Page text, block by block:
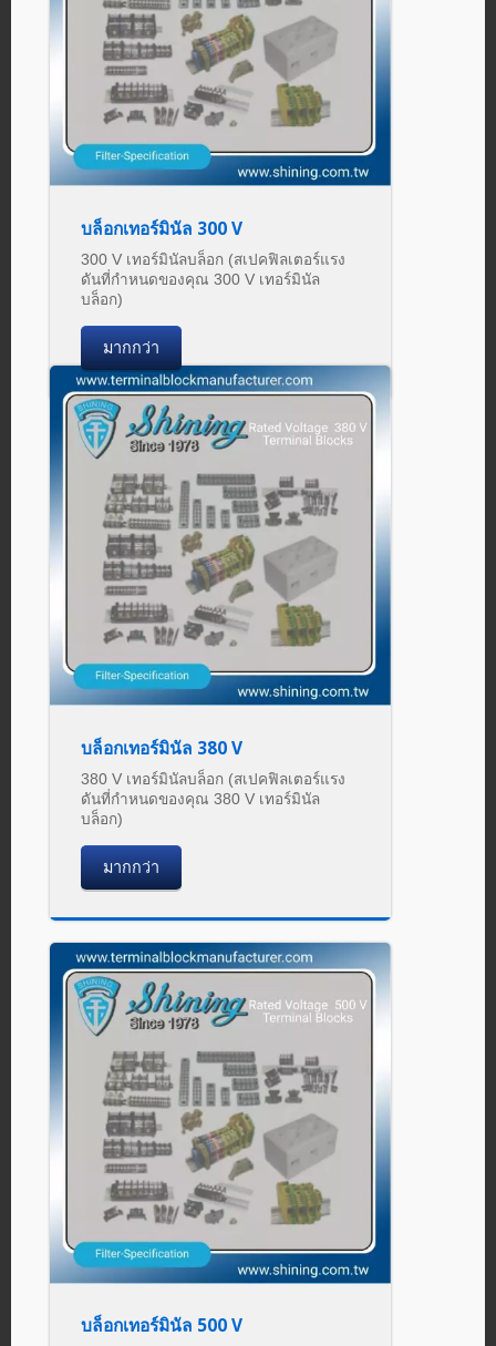
บล็อกเทอร์มินัล 300 V
300 V เทอร์มินัลบล็อก (สเปคฟิลเตอร์แรง
ดันที่กำหนดของคุณ 300 V เทอร์มินัล
บล็อก)
มากกว่า
บล็อกเทอร์มินัล 380 V
380 V เทอร์มินัลบล็อก (สเปคฟิลเตอร์แรง
ดันที่กำหนดของคุณ 380 V เทอร์มินัล
บล็อก)
มากกว่า
บล็อกเทอร์มินัล 500 V